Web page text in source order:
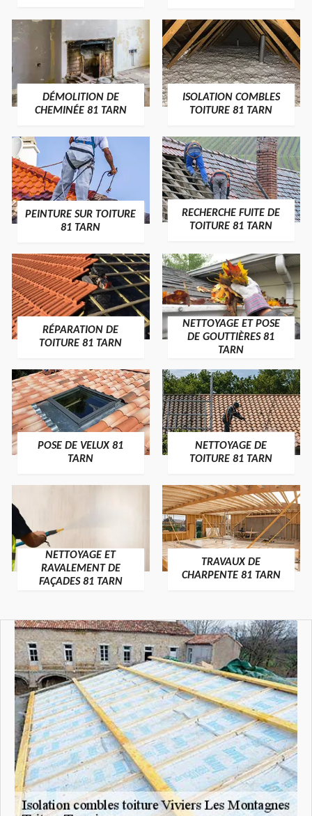
DÉMOLITION DE
CHEMINÉE 81 TARN
ISOLATION COMBLES
TOITURE 81 TARN
PEINTURE SUR TOITURE
81 TARN
RECHERCHE FUITE DE
TOITURE 81 TARN
RÉPARATION DE
TOITURE 81 TARN
NETTOYAGE ET POSE
DE GOUTTIÈRES 81
TARN
POSE DE VELUX 81
TARN
NETTOYAGE DE
TOITURE 81 TARN
NETTOYAGE ET
RAVALEMENT DE
FAÇADES 81 TARN
TRAVAUX DE
CHARPENTE 81 TARN